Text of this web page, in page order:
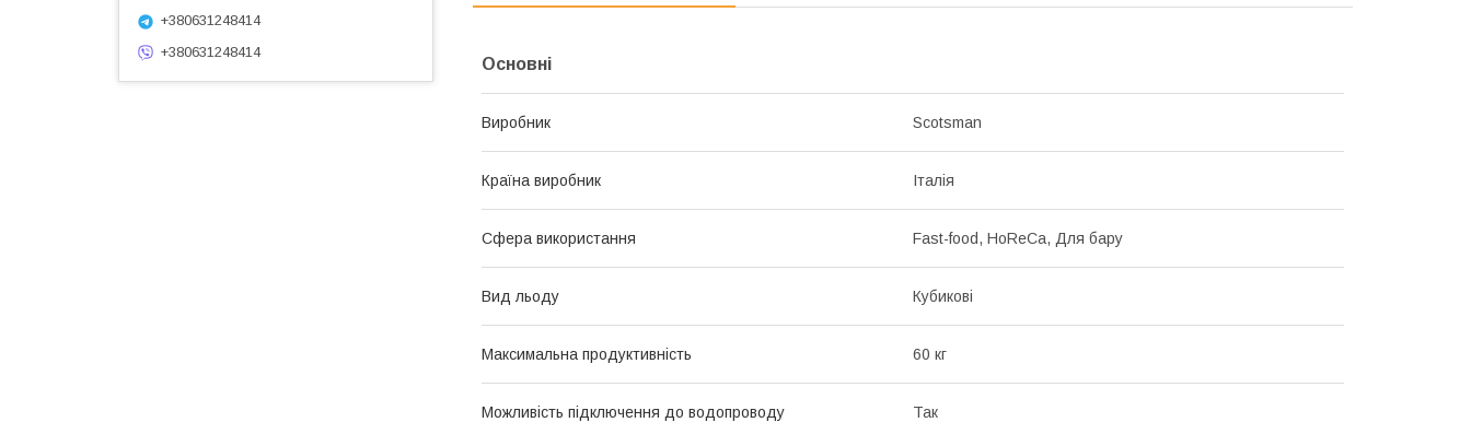
Основні
Виробник Scotsman
Країна виробник Італія
Сфера використання Fast-food, HoReCa, Для бару
Вид льоду Кубикові
Максимальна продуктивність 60 кг
Можливість підключення до водопроводу Так
+380631248414
+380631248414